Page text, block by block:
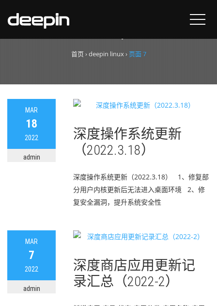
标签：
首页›deepin linux›页面 7
MAR
18
2022
admin
深度操作系统更新
（2022.3.18）
深度操作系统更新（2022.3.18） 1、修复部
分用户内核更新后无法进入桌面环境 2、修
复安全漏洞，提升系统安全性
MAR
7
2022
admin
深度商店应用更新记
录汇总（2022-2）